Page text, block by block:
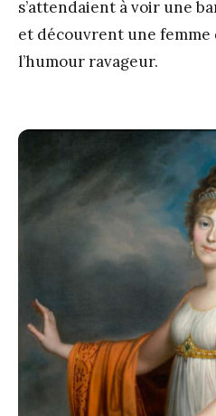
s’attendaient à voir une
et découvrent une femme
l’humour ravageur.